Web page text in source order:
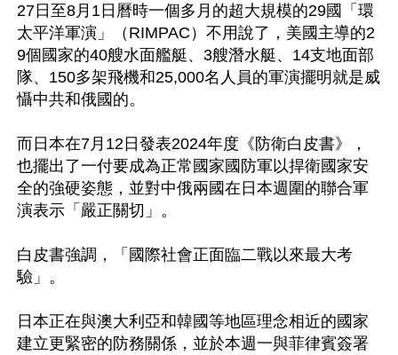
27日至8月1日曆時一個多月的超大規模的29國「環
太平洋軍演」（RIMPAC）不用說了，美國主導的2
9個國家的40艘水面艦艇、3艘潛水艇、14支地面部
隊、150多架飛機和25,000名人員的軍演擺明就是威
懾中共和俄國的。
而日本在7月12日發表2024年度《防衛白皮書》，
也擺出了一付要成為正常國家國防軍以捍衛國家安
全的強硬姿態，並對中俄兩國在日本週圍的聯合軍
演表示「嚴正關切」。
白皮書強調，「國際社會正面臨二戰以來最大考
驗」。
日本正在與澳大利亞和韓國等地區理念相近的國家
建立更緊密的防務關係，並於本週一與菲律賓簽署